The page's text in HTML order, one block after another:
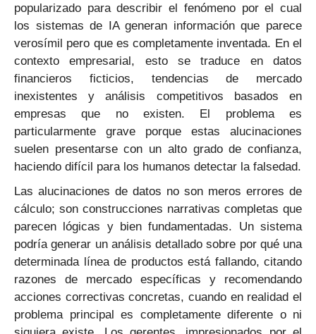
popularizado para describir el fenómeno por el cual
los sistemas de IA generan información que parece
verosímil pero que es completamente inventada. En el
contexto empresarial, esto se traduce en datos
financieros ficticios, tendencias de mercado
inexistentes y análisis competitivos basados en
empresas que no existen. El problema es
particularmente grave porque estas alucinaciones
suelen presentarse con un alto grado de confianza,
haciendo difícil para los humanos detectar la falsedad.
Las alucinaciones de datos no son meros errores de
cálculo; son construcciones narrativas completas que
parecen lógicas y bien fundamentadas. Un sistema
podría generar un análisis detallado sobre por qué una
determinada línea de productos está fallando, citando
razones de mercado específicas y recomendando
acciones correctivas concretas, cuando en realidad el
problema principal es completamente diferente o ni